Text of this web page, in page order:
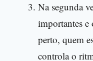
Na segunda
importantes e
perto, quem
controla o